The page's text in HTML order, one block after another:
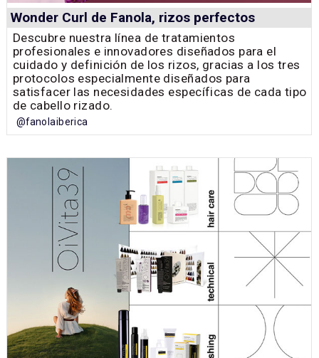
Wonder Curl de Fanola, rizos perfectos
Descubre nuestra línea de tratamientos
profesionales e innovadores diseñados para el
cuidado y definición de los rizos, gracias a los tres
protocolos especialmente diseñados para
satisfacer las necesidades específicas de cada tipo
de cabello rizado.
@fanolaiberica